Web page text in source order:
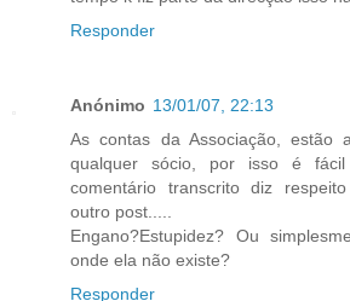
Responder
Anónimo 13/01/07, 22:13
As contas da Associação, estão
qualquer sócio, por isso é
comentário transcrito diz
outro post.....
Engano?Estupidez? Ou
onde ela não existe?
Responder